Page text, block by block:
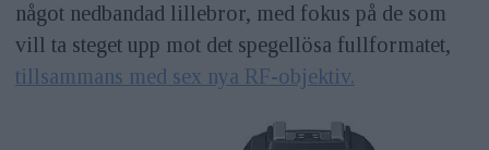
något nedbandad lillebror, med fokus på de som
vill ta steget upp mot det spegellösa fullformatet,
tillsammans med sex nya RF-objektiv.